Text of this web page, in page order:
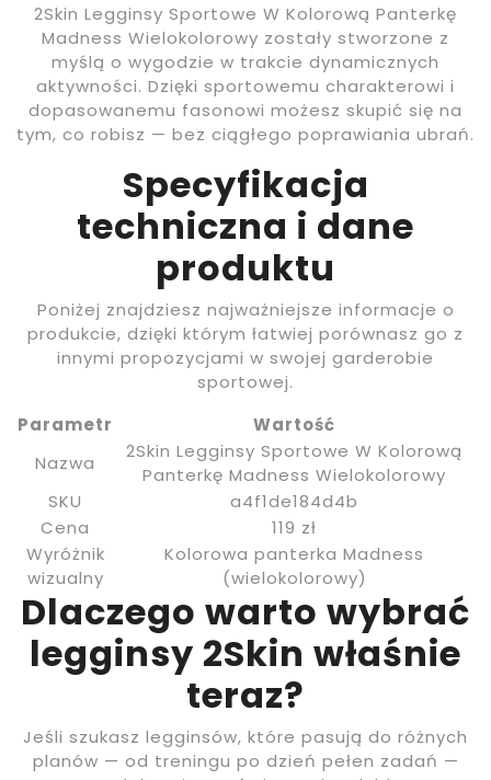
2Skin Legginsy Sportowe W Kolorową Panterkę
Madness Wielokolorowy zostały stworzone z
myślą o wygodzie w trakcie dynamicznych
aktywności. Dzięki sportowemu charakterowi i
dopasowanemu fasonowi możesz skupić się na
tym, co robisz — bez ciągłego poprawiania ubrań.
Specyfikacja
techniczna i dane
produktu
Poniżej znajdziesz najważniejsze informacje o
produkcie, dzięki którym łatwiej porównasz go z
innymi propozycjami w swojej garderobie
sportowej.
Parametr
Wartość
Nazwa
2Skin Legginsy Sportowe W Kolorową
Panterkę Madness Wielokolorowy
SKU
a4f1de184d4b
Cena
119 zł
Wyróżnik
wizualny
Kolorowa panterka Madness
(wielokolorowy)
Dlaczego warto wybrać
legginsy 2Skin właśnie
teraz?
Jeśli szukasz legginsów, które pasują do różnych
planów — od treningu po dzień pełen zadań —